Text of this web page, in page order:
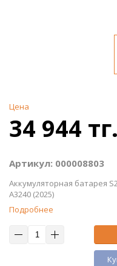
Цена
34 944 тг.
Артикул: 000008803
Аккумуляторная батарея
A3240 (2025)
Подробнее